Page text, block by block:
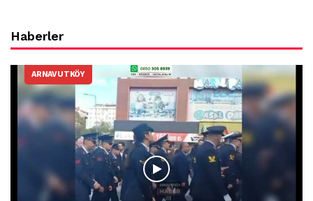
Haberler
ARNAVUTKÖY